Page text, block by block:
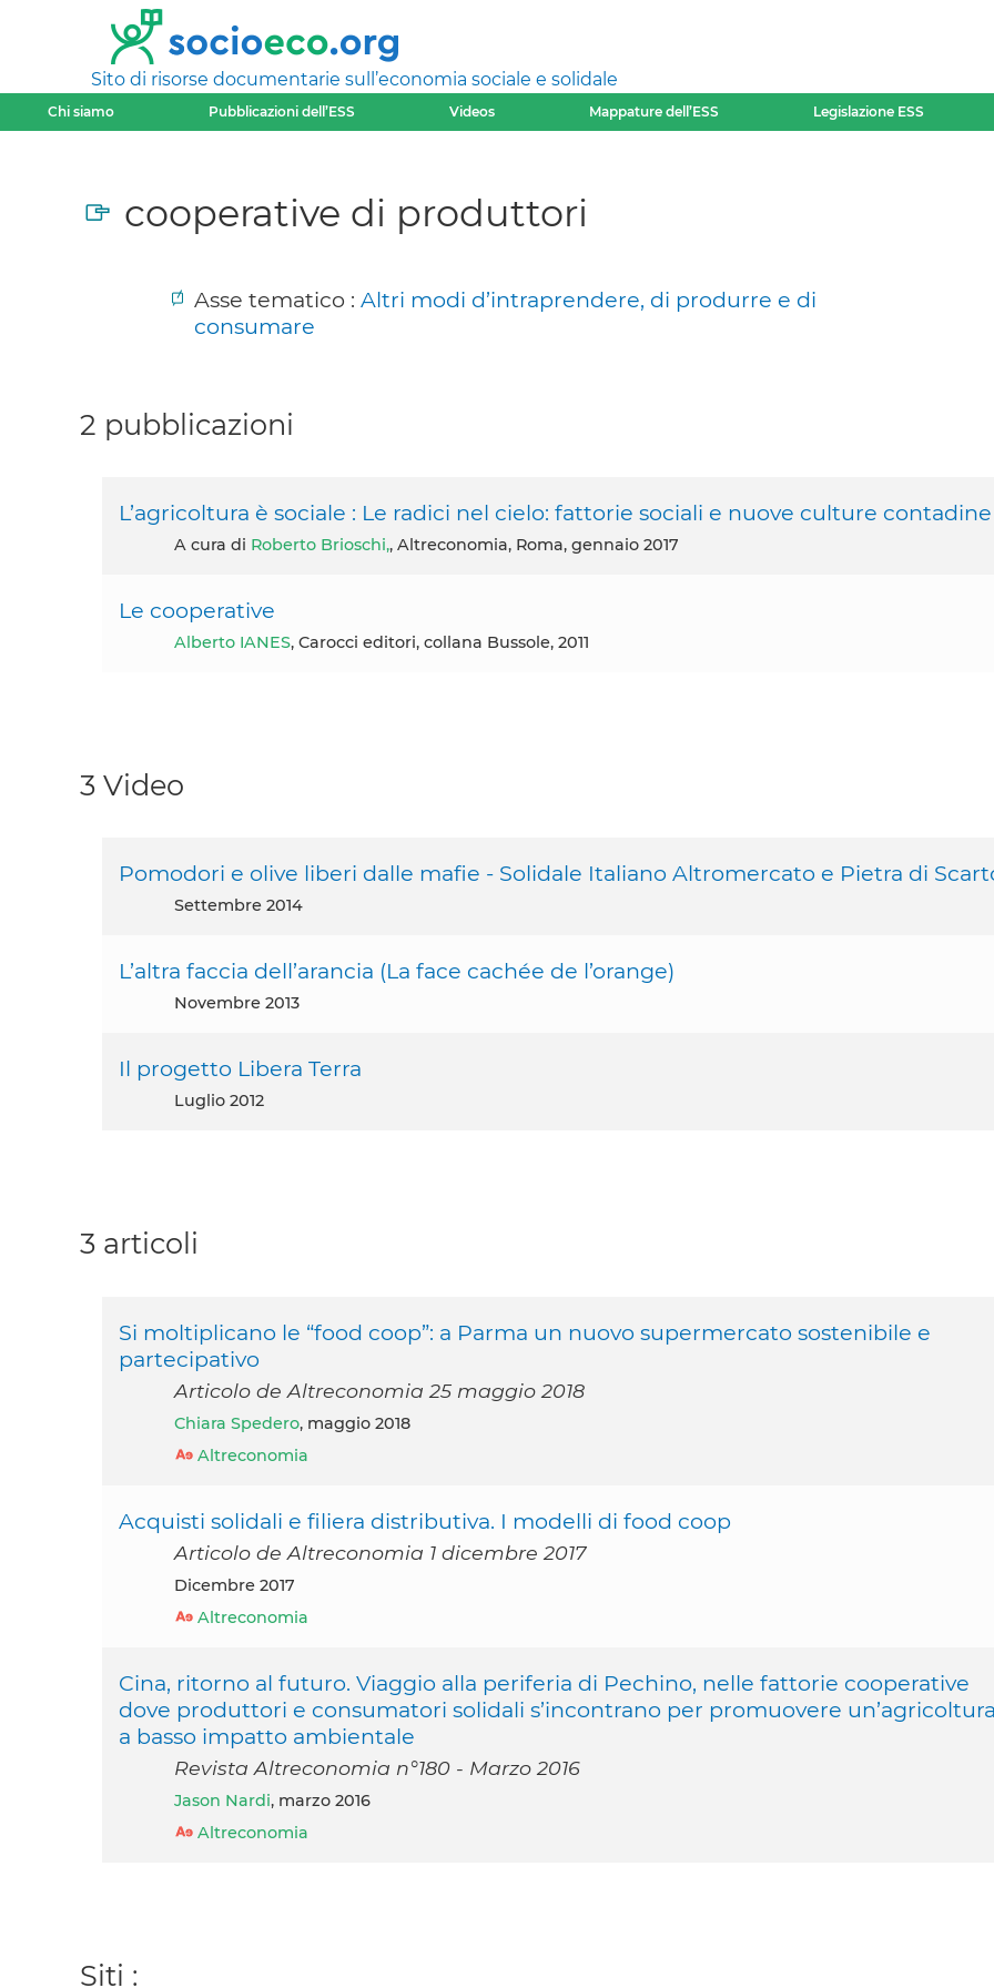
Sito di risorse documentarie sull’economia sociale e solidale
Chi siamo Pubblicazioni dell’ESS Videos Mappature dell’ESS Legislazione ESS
cooperative di produttori
Asse tematico : Altri modi d’intraprendere, di produrre e di
consumare
2 pubblicazioni
L’agricoltura è sociale : Le radici nel cielo: fattorie sociali e nuove culture contadine
A cura di Roberto Brioschi,, Altreconomia, Roma, gennaio 2017
Le cooperative
Alberto IANES, Carocci editori, collana Bussole, 2011
3 Video
Pomodori e olive liberi dalle mafie - Solidale Italiano Altromercato e Pietra di
settembre 2014
L’altra faccia dell’arancia (La face cachée de l’orange)
novembre 2013
Il progetto Libera Terra
luglio 2012
3 articoli
Si moltiplicano le “food coop”: a Parma un nuovo supermercato sostenibile e
partecipativo
Articolo de Altreconomia 25 maggio 2018
Chiara Spedero, maggio 2018
Altreconomia
Acquisti solidali e filiera distributiva. I modelli di food coop
Articolo de Altreconomia 1 dicembre 2017
dicembre 2017
Altreconomia
Cina, ritorno al futuro. Viaggio alla periferia di Pechino, nelle fattorie cooperative
dove produttori e consumatori solidali s’incontrano per promuovere
a basso impatto ambientale
Revista Altreconomia n°180 - Marzo 2016
Jason Nardi, marzo 2016
Altreconomia
Siti :